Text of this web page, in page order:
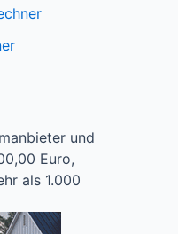
und
Euro,
als 1.000